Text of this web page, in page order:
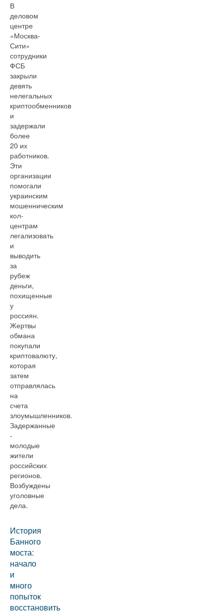
В
деловом
центре
«Москва-
Сити»
сотрудники
ФСБ
закрыли
девять
нелегальных
криптообменников
и
задержали
более
20 их
работников.
Эти
организации
помогали
украинским
мошенническим
кол-
центрам
легализовать
и
выводить
за
рубеж
деньги,
похищенные
у
россиян.
Жертвы
обмана
покупали
криптовалюту,
которая
затем
отправлялась
на
счета
злоумышленников.
Задержанные
-
молодые
жители
российских
регионов.
Возбуждены
уголовные
дела.
История
Банного
моста:
начало
и
много
попыток
восстановить